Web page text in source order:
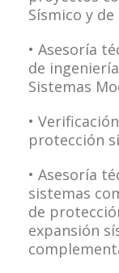
Sísmico y
• Asesoría
de
Sistemas
•
protección
• Asesoría
sistemas
de
expansión